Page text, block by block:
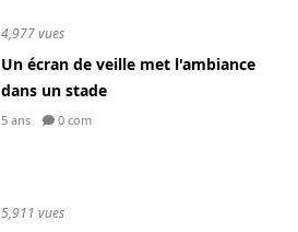
4,977 vues
Un écran de veille met l'ambiance
dans un stade
5 ans 0 com
5,911 vues